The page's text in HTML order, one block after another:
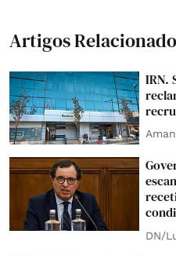
Artigos
IRN.
DN/